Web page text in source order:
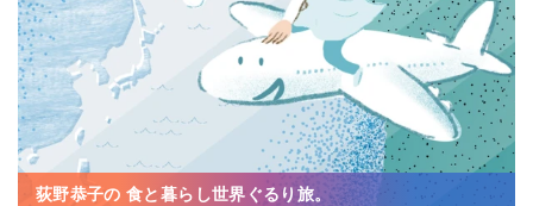
荻野恭子の 食と暮らし世界ぐるり旅。